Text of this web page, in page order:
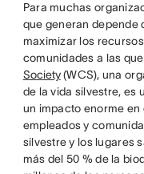
Para muchas
que generan depende
maximizar los
comunidades a las
Society(WCS), una
de la vida silvestre, es
un impacto enorme en
empleados y
silvestre y los lugares
más del 50 % de la